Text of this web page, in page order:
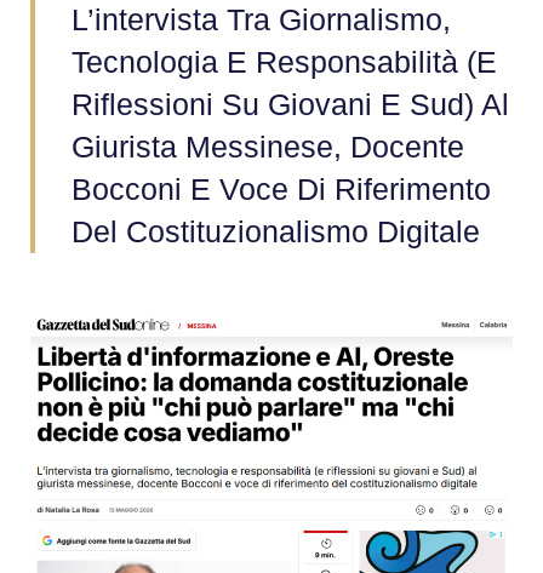
L’intervista Tra Giornalismo,
Tecnologia E Responsabilità (e
Riflessioni Su Giovani E Sud) Al
Giurista Messinese, Docente
Bocconi E Voce Di Riferimento
Del Costituzionalismo Digitale